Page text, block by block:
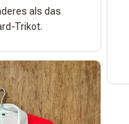
als das
Trikot.